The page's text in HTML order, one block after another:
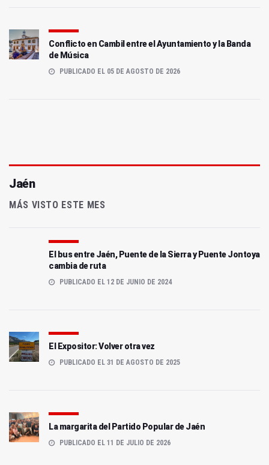
Conflicto en Cambil entre el Ayuntamiento y la Banda
de Música
PUBLICADO EL 05 DE AGOSTO DE 2026
Jaén
MÁS VISTO ESTE MES
El bus entre Jaén, Puente de la Sierra y Puente Jontoya
cambia de ruta
PUBLICADO EL 12 DE JUNIO DE 2024
El Expositor: Volver otra vez
PUBLICADO EL 31 DE AGOSTO DE 2025
La margarita del Partido Popular de Jaén
PUBLICADO EL 11 DE JULIO DE 2026